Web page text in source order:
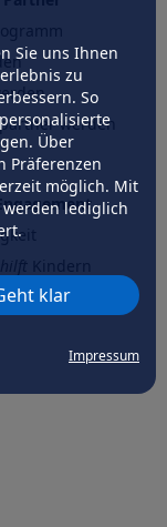
Sie uns Ihnen
zu
So
Über
Präferenzen
möglich. Mit
werden lediglich
klar
Impressum
werden
hilftder Natur